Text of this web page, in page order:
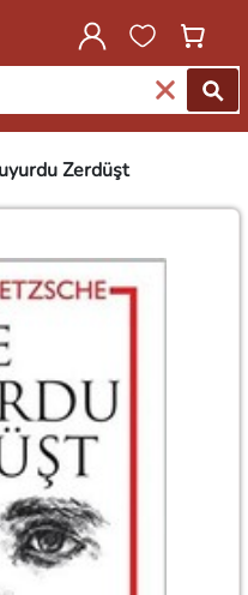
Zerdüşt